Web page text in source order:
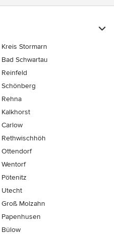
Kreis Stormarn
Bad Schwartau
Reinfeld
Schönberg
Rehna
Kalkhorst
Carlow
Rethwischhöh
Ottendorf
Wentorf
Pötenitz
Utecht
Groß Molzahn
Papenhusen
Bülow